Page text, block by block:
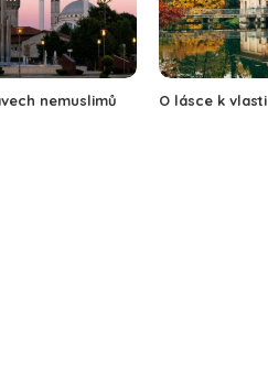
nemuslimů O lásce k vlasti